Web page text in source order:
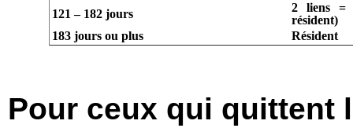
121 – 182 jours
2 liens =
résident)
183 jours ou plus
Résident
Pour ceux qui quittent